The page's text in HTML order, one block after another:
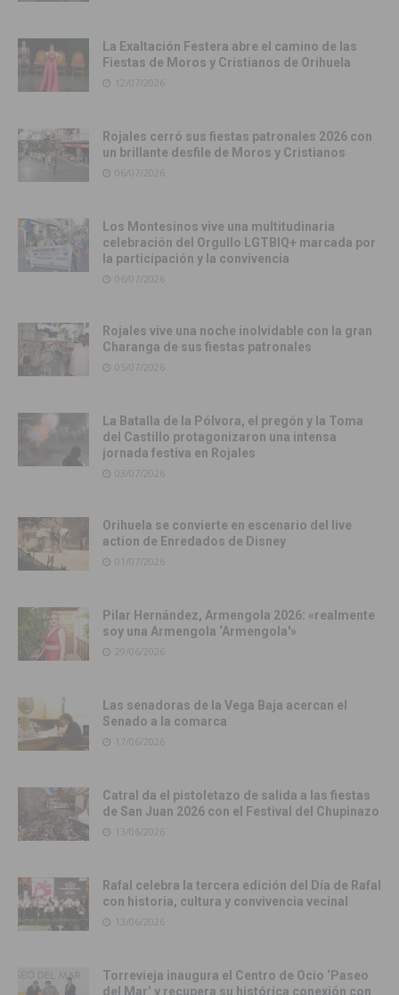
La Exaltación Festera abre el camino de las
Fiestas de Moros y Cristianos de Orihuela
12/07/2026
Rojales cerró sus fiestas patronales 2026 con
un brillante desfile de Moros y Cristianos
06/07/2026
Los Montesinos vive una multitudinaria
celebración del Orgullo LGTBIQ+ marcada por
la participación y la convivencia
06/07/2026
Rojales vive una noche inolvidable con la gran
Charanga de sus fiestas patronales
05/07/2026
La Batalla de la Pólvora, el pregón y la Toma
del Castillo protagonizaron una intensa
jornada festiva en Rojales
03/07/2026
Orihuela se convierte en escenario del live
action de Enredados de Disney
01/07/2026
Pilar Hernández, Armengola 2026: «realmente
soy una Armengola ‘Armengola'»
29/06/2026
Las senadoras de la Vega Baja acercan el
Senado a la comarca
17/06/2026
Catral da el pistoletazo de salida a las fiestas
de San Juan 2026 con el Festival del Chupinazo
13/06/2026
Rafal celebra la tercera edición del Día de Rafal
con historia, cultura y convivencia vecinal
13/06/2026
Torrevieja inaugura el Centro de Ocio ‘Paseo
del Mar’ y recupera su histórica conexión con